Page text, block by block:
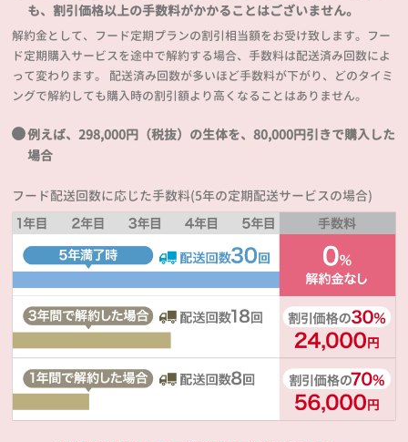
も、割引価格以上の手数料がかかることはございません。
解約金として、フード定期プランの割引相当額をお受け致します。フー
ド定期購入サービスを途中で解約する場合、手数料は配送済み回数によ
って変わります。 配送済み回数が多いほど手数料が下がり、どのタイミ
ングで解約しても購入時の割引額より高くなることはありません。
例えば、298,000円（税抜）の生体を、80,000円引きで購入した
場合
フード配送回数に応じた手数料(5年の定期配送サービスの場合)